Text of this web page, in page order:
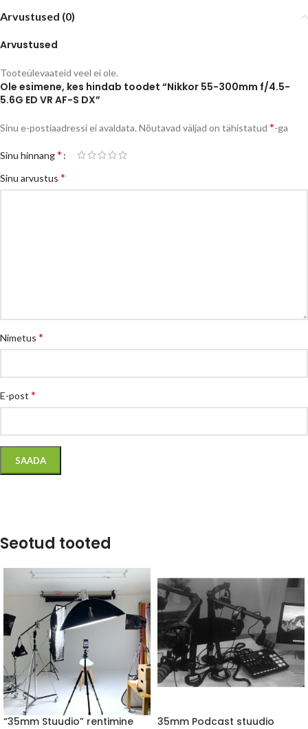
Arvustused (0)
Arvustused
Tooteülevaateid veel ei ole.
Ole esimene, kes hindab toodet “Nikkor 55-300mm f/4.5-
5.6G ED VR AF-S DX”
Sinu e-postiaadressi ei avaldata. Nõutavad väljad on tähistatud *-ga
Sinu hinnang*
Sinu arvustus *
Nimetus *
E-post *
Seotud tooted
“35mm Stuudio” rentimine
35mm Podcast stuudio